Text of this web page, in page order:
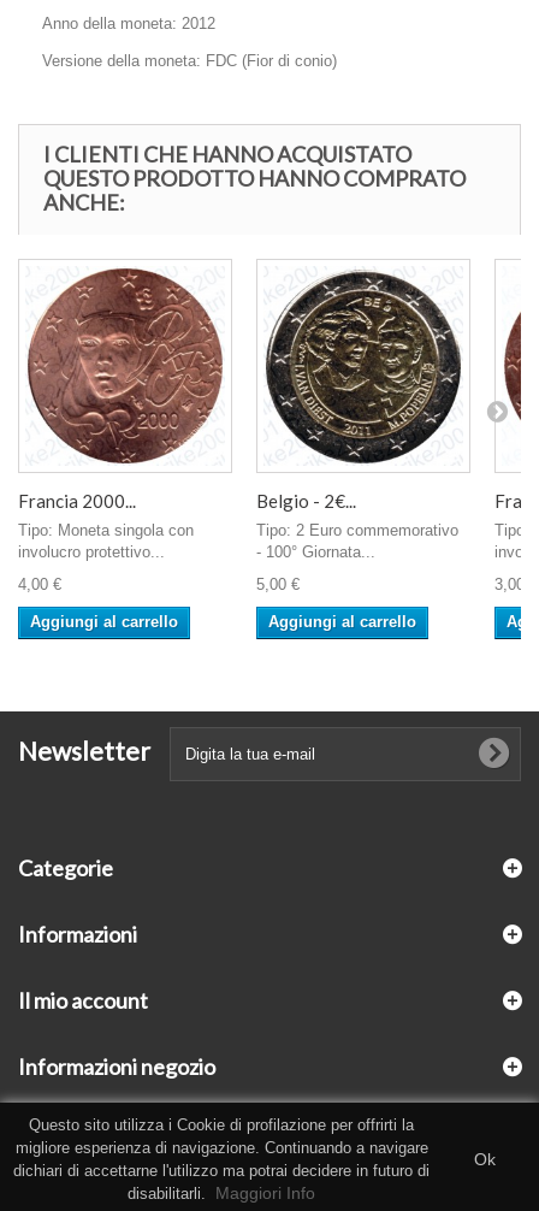
Anno della moneta: 2012
Versione della moneta: FDC (Fior di conio)
I CLIENTI CHE HANNO ACQUISTATO
QUESTO PRODOTTO HANNO COMPRATO
ANCHE:
Francia 2000...
Tipo: Moneta singola con
involucro protettivo...
4,00 €
Aggiungi al carrello
Belgio - 2€...
Tipo: 2 Euro commemorativo
- 100° Giornata...
5,00 €
Aggiungi al carrello
Tipo:
3,00 €
Newsletter
Categorie
Informazioni
Il mio account
Informazioni negozio
Questo sito utilizza i Cookie di profilazione per offrirti la
migliore esperienza di navigazione. Continuando a navigare
dichiari di accettarne l'utilizzo ma potrai decidere in futuro di
disabilitarli.
Maggiori Info
Ok